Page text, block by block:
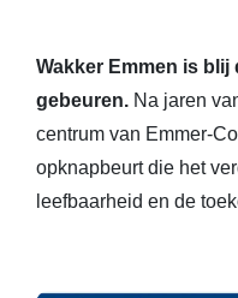
Wakker Emmen is blij
gebeuren. Na jaren
centrum van Emmer-
opknapbeurt die het
leefbaarheid en de